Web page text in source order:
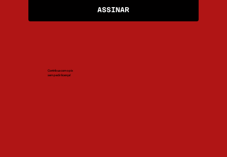
ASSINAR
Contribua com o pix
sem pedir licença!